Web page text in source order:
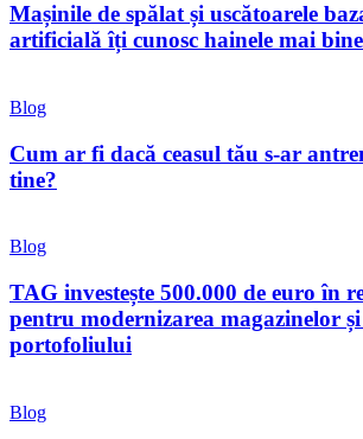
Mașinile de spălat și uscătoarele
artificială îți cunosc hainele mai
Blog
Cum ar fi dacă ceasul tău s-ar
tine?
Blog
TAG investește 500.000 de euro în
pentru modernizarea magazinelor
portofoliului
Blog